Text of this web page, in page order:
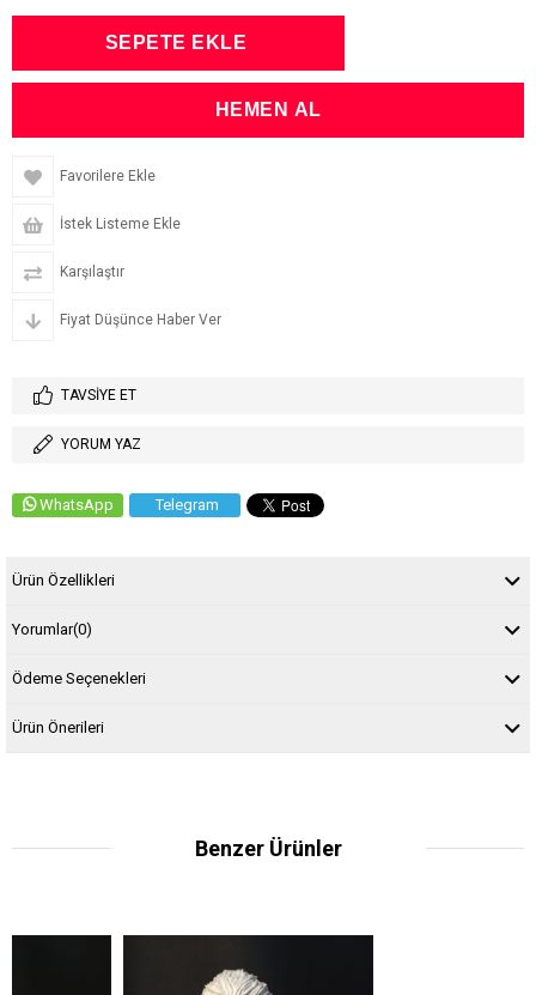
Favorilere Ekle
İstek Listeme Ekle
Karşılaştır
Fiyat Düşünce Haber Ver
TAVSIYE ET
YORUM YAZ
WhatsApp Telegram
Ürün Özellikleri
Yorumlar(0)
Ödeme Seçenekleri
Ürün Önerileri
Benzer Ürünler